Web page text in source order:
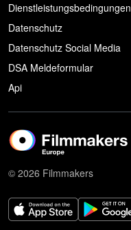
Dienstleistungsbedingungen
Datenschutz
Datenschutz Social Media
DSA Meldeformular
Api
© 2026 Filmmakers